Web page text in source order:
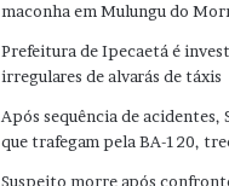
maconha em Mulungu do
Prefeitura de Ipecaetá é
irregulares de alvarás de táxis
Após sequência de
que trafegam pela BA-120,
Suspeito morre após